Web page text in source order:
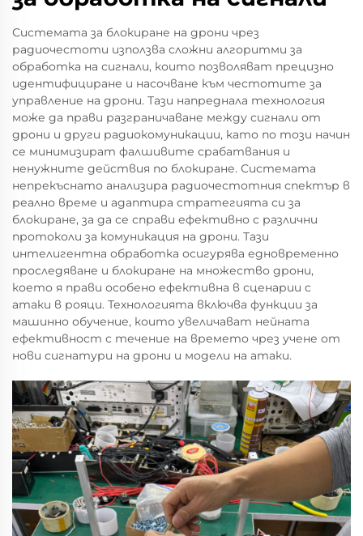
Системата за блокиране на дрони чрез
радиочестоти използва сложни алгоритми за
обработка на сигнали, които позволяват прецизно
идентифициране и насочване към честотите за
управление на дрони. Тази напреднала технология
може да прави разграничаване между сигнали от
дрони и други радиокомуникации, като по този начин
се минимизират фалшивите срабатвания и
ненужните действия по блокиране. Системата
непрекъснато анализира радиочестотния спектър в
реално време и адаптира стратегията си за
блокиране, за да се справи ефективно с различни
протоколи за комуникация на дрони. Тази
интелигентна обработка осигурява едновременно
проследяване и блокиране на множество дрони,
което я прави особено ефективна в сценарии с
атаки в рояци. Технологията включва функции за
машинно обучение, които увеличават нейната
ефективност с течение на времето чрез учене от
нови сигнатури на дрони и модели на атаки.